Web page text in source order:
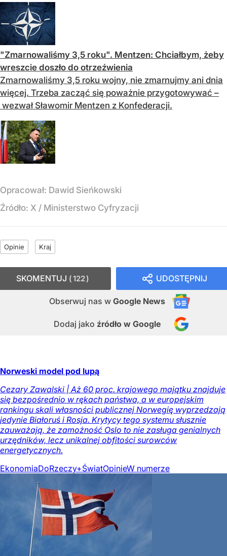
"Zmarnowaliśmy 3,5 roku". Mentzen: Chciałbym, żeby
wreszcie doszło do otrzeźwienia
Zmarnowaliśmy 3,5 roku wojny, nie zmarnujmy ani dnia
więcej. Trzeba zacząć się poważnie przygotowywać –
wezwał Sławomir Mentzen z Konfederacji.
Opracował: Dawid Sieńkowski
Źródło: X / Ministerstwo Cyfryzacji
Opinie Kraj
UDOSTĘPNIJ
Obserwuj nas w Google News
Dodaj jako źródło w Google
SKOMENTUJ 122
Norweski model pod lupą
Cezary Zawalski | Aż 60 proc. krajowego majątku znajduje
się bezpośrednio w rękach państwa, a w europejskim
rankingu skali własności publicznej Norwegię wyprzedzają
jedynie Białoruś i Rosja. Krytycy tego systemu słusznie
zauważają, że zamożność Oslo to nie zasługa genialnych
urzędników, lecz unikalnej obfitości surowców
energetycznych.
EkonomiaDoRzeczy+ŚwiatOpinieW numerze